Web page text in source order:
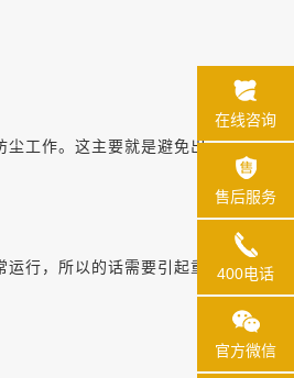
工作。这主要就是避免出
行，所以的话需要引起重
在线咨询
售后服务
400电话
官方微信